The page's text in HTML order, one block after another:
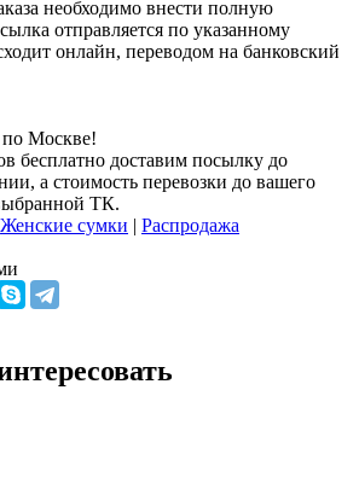
необходимо внести полную
отправляется по указанному
онлайн, переводом на банковский
по Москве!
бесплатно доставим посылку до
а стоимость перевозки до вашего
ТК.
Женские сумки | Распродажа